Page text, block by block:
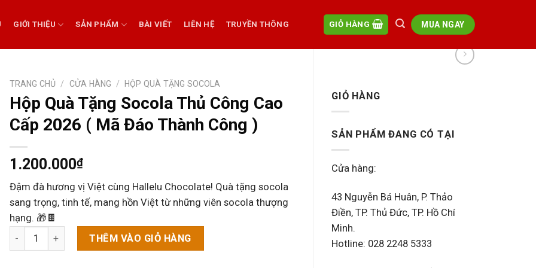
GIỚI THIỆU SẢN PHẨM BÀI VIẾT LIÊN HỆ TRUYỀN THÔNG GIỎ HÀNG MUA NGAY
GIỎ HÀNG
SẢN PHẨM ĐANG CÓ TẠI
Cửa hàng:
43 Nguyễn Bá Huân, P. Thảo
Điền, TP. Thủ Đức, TP. Hồ Chí
Minh.
Hotline: 028 2248 5333
TRANG CHỦ / CỬA HÀNG / HỘP QUÀ TẶNG SOCOLA
Hộp Quà Tặng Socola Thủ Công Cao
Cấp 2026 ( Mã Đáo Thành Công )
1.200.000₫
Đậm đà hương vị Việt cùng Hallelu Chocolate! Quà tặng socola
sang trọng, tinh tế, mang hồn Việt từ những viên socola thượng
hạng. 🎁🍫
Hộp Quà Tặng Socola Thủ Công Cao Cấp 2026 ( Mã Đáo Thành Công ) số lượng
THÊM VÀO GIỎ HÀNG